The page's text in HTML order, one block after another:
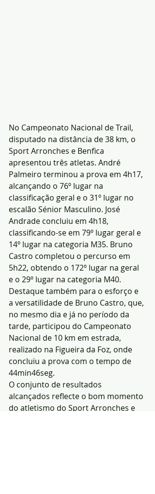
No Campeonato Nacional de Trail,
disputado na distância de 38 km, o
Sport Arronches e Benfica
apresentou três atletas. André
Palmeiro terminou a prova em 4h17,
alcançando o 76º lugar na
classificação geral e o 31º lugar no
escalão Sénior Masculino. José
Andrade concluiu em 4h18,
classificando-se em 79º lugar geral e
14º lugar na categoria M35. Bruno
Castro completou o percurso em
5h22, obtendo o 172º lugar na geral
e o 29º lugar na categoria M40.
Destaque também para o esforço e
a versatilidade de Bruno Castro, que,
no mesmo dia e já no período da
tarde, participou do Campeonato
Nacional de 10 km em estrada,
realizado na Figueira da Foz, onde
concluiu a prova com o tempo de
44min46seg.
O conjunto de resultados
alcançados reflecte o bom momento
do atletismo do Sport Arronches e